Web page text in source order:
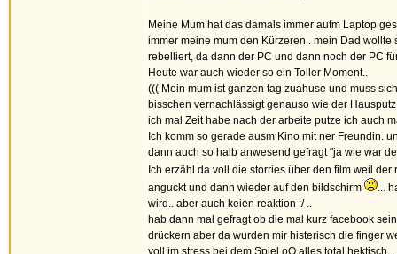
Meine Mum hat das damals immer aufm Laptop
immer meine mum den Kürzeren.. mein Dad
rebelliert, da dann der PC und dann noch der PC
Heute war auch wieder so ein Toller Moment..
((( Mein mum ist ganzen tag zuahuse und muss
bisschen vernachlässigt genauso wie der
ich mal Zeit habe nach der arbeite putze ich auch
Ich komm so gerade ausm Kino mit ner Freundin.
dann auch so halb anwesend gefragt "ja wie war
Ich erzähl da voll die storries über den film weil der
anguckt und dann wieder auf den bildschirm
...
wird.. aber auch keien reaktion :/ ..
hab dann mal gefragt ob die mal kurz facebook
drückern aber da wurden mir histerisch die finger
voll im stress bei dem Spiel oO alles total